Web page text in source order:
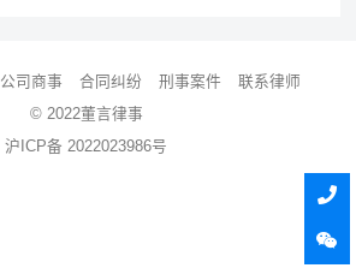
公司商事 合同纠纷 刑事案件
联系律师
© 2022董言律事
沪ICP备 2022023986号